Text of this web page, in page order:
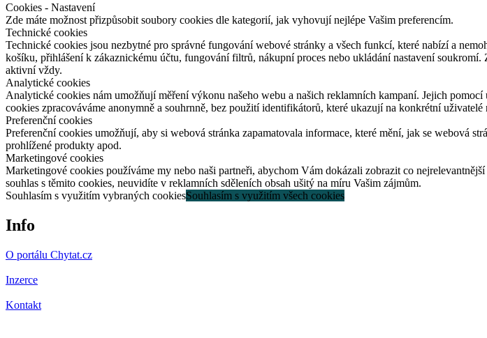
Cookies - Nastavení
Zde máte možnost přizpůsobit soubory cookies dle kategorií, jak vyhovují nejlépe Vašim preferencím.
Technické cookies
Technické cookies jsou nezbytné pro správné fungování webové stránky a všech funkcí, které nabízí a
košíku, přihlášení k zákaznickému účtu, fungování filtrů, nákupní proces nebo ukládání nastavení
aktivní vždy.
Analytické cookies
Analytické cookies nám umožňují měření výkonu našeho webu a našich reklamních kampaní. Jejich
cookies zpracováváme anonymně a souhrnně, bez použití identifikátorů, které ukazují na konkrétní uživatelé
Preferenční cookies
Preferenční cookies umožňují, aby si webová stránka zapamatovala informace, které mění, jak se webová
prohlížené produkty apod.
Marketingové cookies
Marketingové cookies používáme my nebo naši partneři, abychom Vám dokázali zobrazit co
souhlas s těmito cookies, neuvidíte v reklamních sděleních obsah ušitý na míru Vašim zájmům.
Souhlasím s využitím vybraných cookiesSouhlasím s využitím všech cookies
Info
O portálu Chytat.cz
Inzerce
Kontakt